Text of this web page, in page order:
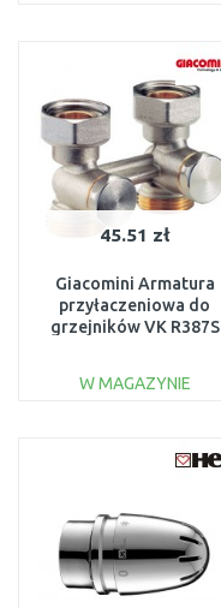
Do porównania
45.51 zł
Giacomini Armatura
przyłaczeniowa do
grzejników VK R387S
W MAGAZYNIE
Do porównania